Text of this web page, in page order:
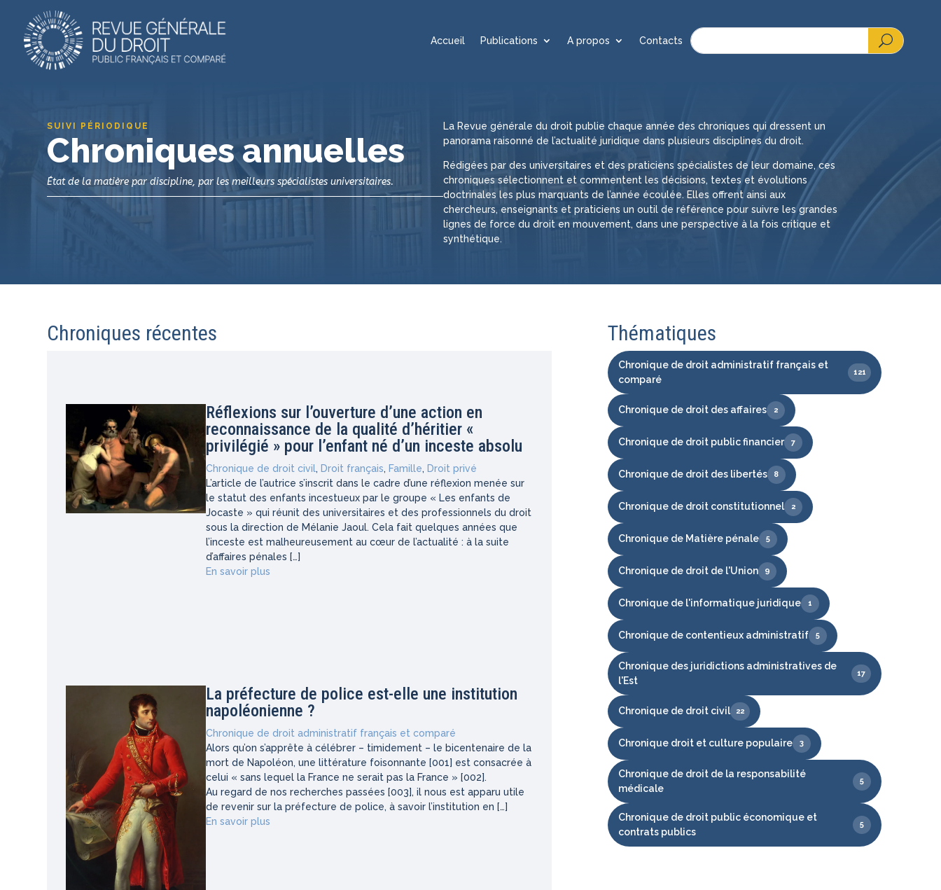
Accueil Publications A propos Contacts
SUIVI PÉRIODIQUE
Chroniques annuelles
État de la matière par discipline, par les meilleurs spécialistes universitaires.
La Revue générale du droit publie chaque année des chroniques qui dressent un
panorama raisonné de l’actualité juridique dans plusieurs disciplines du droit.
Rédigées par des universitaires et des praticiens spécialistes de leur domaine, ces
chroniques sélectionnent et commentent les décisions, textes et évolutions
doctrinales les plus marquants de l’année écoulée. Elles offrent ainsi aux
chercheurs, enseignants et praticiens un outil de référence pour suivre les grandes
lignes de force du droit en mouvement, dans une perspective à la fois critique et
synthétique.
Chroniques récentes
Réflexions sur l’ouverture d’une action en
reconnaissance de la qualité d’héritier «
privilégié » pour l’enfant né d’un inceste absolu
Chronique de droit civil, Droit français, Famille, Droit privé
L’article de l’autrice s’inscrit dans le cadre d’une réflexion menée sur
le statut des enfants incestueux par le groupe « Les enfants de
Jocaste » qui réunit des universitaires et des professionnels du droit
sous la direction de Mélanie Jaoul. Cela fait quelques années que
l’inceste est malheureusement au cœur de l’actualité : à la suite
d’affaires pénales […]
En savoir plus
La préfecture de police est-elle une institution
napoléonienne ?
Chronique de droit administratif français et comparé
Alors qu’on s’apprête à célébrer – timidement – le bicentenaire de la
mort de Napoléon, une littérature foisonnante [001] est consacrée à
celui « sans lequel la France ne serait pas la France » [002].
Au regard de nos recherches passées [003], il nous est apparu utile
de revenir sur la préfecture de police, à savoir l’institution en […]
En savoir plus
Thématiques
Chronique de droit administratif français et
comparé
121
Chronique de droit des affaires 2
Chronique de droit public financier 7
Chronique de droit des libertés 8
Chronique de droit constitutionnel 2
Chronique de Matière pénale 5
Chronique de droit de l'Union 9
Chronique de l'informatique juridique 1
Chronique de contentieux administratif 5
Chronique des juridictions administratives de
l'Est
17
Chronique de droit civil 22
Chronique droit et culture populaire 3
Chronique de droit de la responsabilité
médicale
5
Chronique de droit public économique et
contrats publics
5